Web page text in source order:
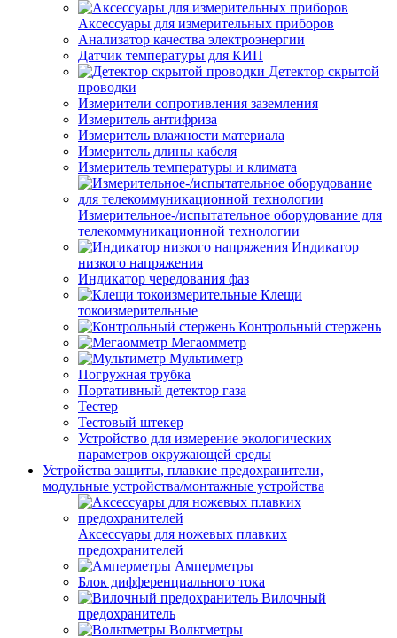
Аксессуары для измерительных приборов
Анализатор качества электроэнергии
Датчик температуры для КИП
Детектор скрытой
проводки
Измерители сопротивления заземления
Измеритель антифриза
Измеритель влажности материала
Измеритель длины кабеля
Измеритель температуры и климата
Измерительное-/испытательное оборудование для
телекоммуникационной технологии
Индикатор
низкого напряжения
Индикатор чередования фаз
Клещи
токоизмерительные
Контрольный стержень
Мегаомметр
Мультиметр
Погружная трубка
Портативный детектор газа
Тестер
Тестовый штекер
Устройство для измерение экологических
параметров окружающей среды
Устройства защиты, плавкие предохранители,
модульные устройства/монтажные устройства
Аксессуары для ножевых плавких
предохранителей
Амперметры
Блок дифференциального тока
Вилочный
предохранитель
Вольтметры